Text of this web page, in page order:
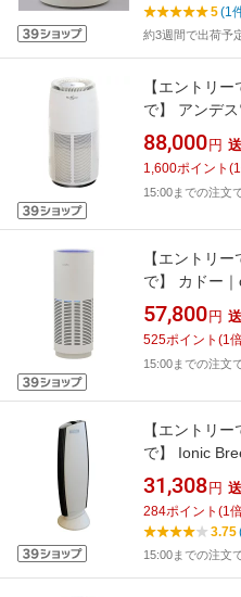
5(1
約3週間で出荷予
【エントリ
で】 アンデ
浄機 バイオ
畳数：29畳 /
88,000 円
1,600ポイント (1
15:00までの注文
【エントリ
で】 カドー
イト AP-
応]【
57,800 円
525ポイント (1
15:00までの注文
【エントリ
で】 Ionic
浄機
ズ) ホワイト
/PM2.5対応]
31,308 円
284ポイント (1
3.75
15:00までの注文